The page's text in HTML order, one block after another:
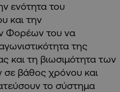
ενότητα του
και την
Φορέων του να
της
και τη βιωσιμότητα των
σε βάθος χρόνου και
το σύστημα